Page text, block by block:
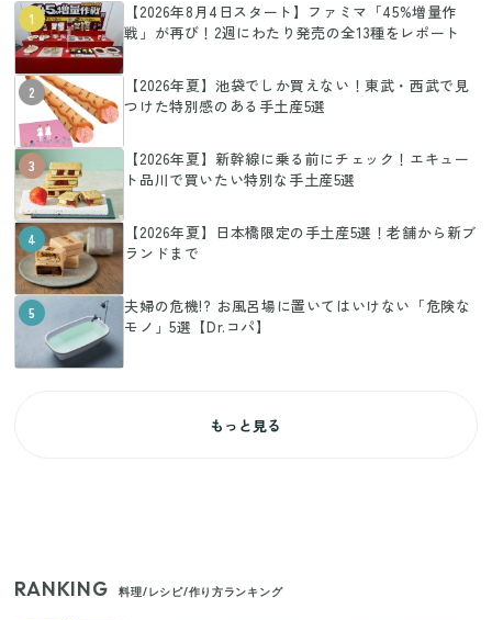
1
【2026年8月4日スタート】ファミマ「45%増量作
戦」が再び！2週にわたり発売の全13種をレポート
2
【2026年夏】池袋でしか買えない！東武・西武で見
つけた特別感のある手土産5選
3
【2026年夏】新幹線に乗る前にチェック！エキュー
ト品川で買いたい特別な手土産5選
4
【2026年夏】日本橋限定の手土産5選！老舗から新ブ
ランドまで
5
夫婦の危機!? お風呂場に置いてはいけない「危険な
モノ」5選【Dr.コパ】
もっと見る
RANKING 料理/レシピ/作り方ランキング